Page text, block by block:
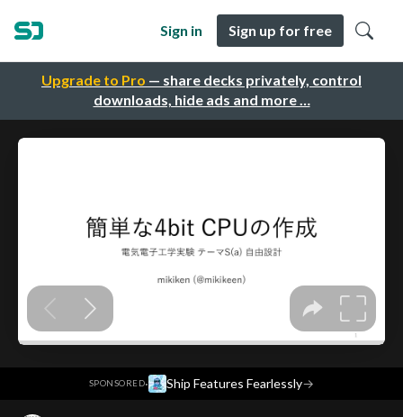
Upgrade to Pro — share decks privately, control
downloads, hide ads and more …
Sign in Sign up for free
SPONSORED· Ship Features Fearlessly→